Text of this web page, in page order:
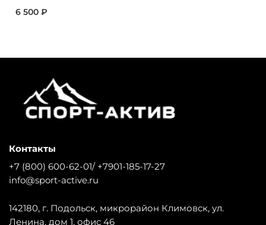
6 500 ₽
Контакты
+7 (800) 600-62-01/ +7901-185-17-27
info@sport-active.ru
142180, г. Подольск, микрорайон Климовск, ул.
Ленина, дом 1, офис 46